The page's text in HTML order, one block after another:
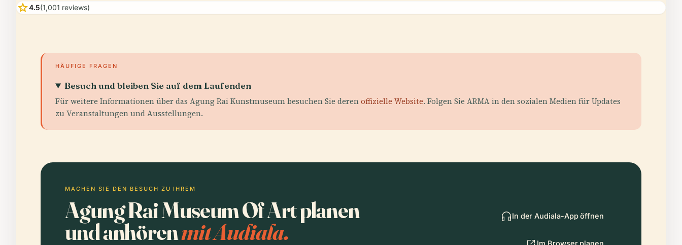
star4.5(1,001 reviews)
HÄUFIGE FRAGEN
Besuch und bleiben Sie auf dem Laufenden
Für weitere Informationen über das Agung Rai Kunstmuseum besuchen Sie derenoffizielle Website. Folgen Sie ARMA in den sozialen Medien für Updates
zu Veranstaltungen und Ausstellungen.
MACHEN SIE DEN BESUCH ZU IHREM
Agung Rai Museum Of Art planen
und anhörenmit Audiala.
In der Audiala-App öffnen
Im Browser planen